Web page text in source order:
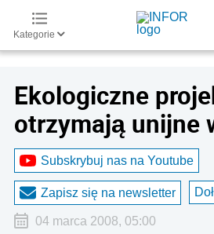
Kategorie
Ekologiczne
otrzymają unijne
Subskrybuj nas na Youtube
Zapisz się na newsletter
04 marca 2008, 05:00